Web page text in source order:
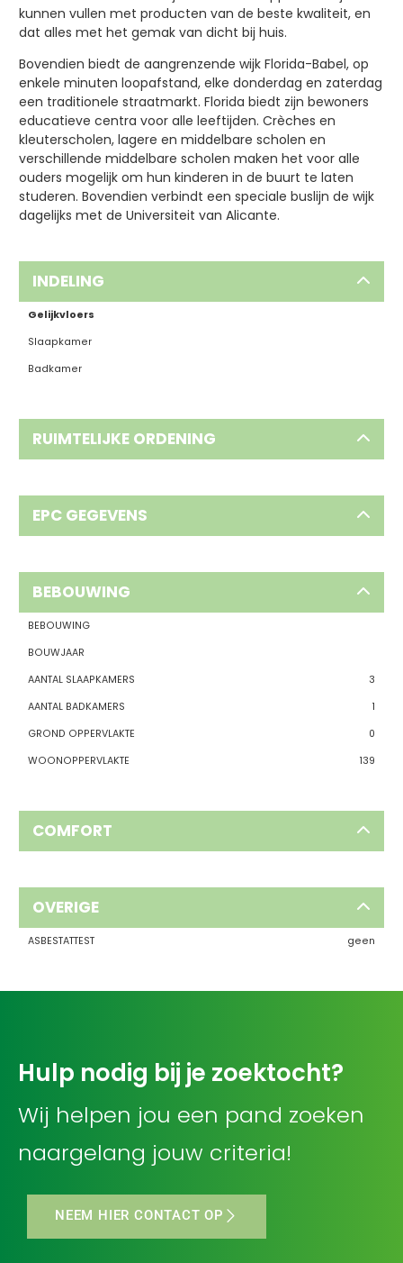
kunnen vullen met producten van de beste kwaliteit, en
dat alles met het gemak van dicht bij huis.
Bovendien biedt de aangrenzende wijk Florida-Babel, op
enkele minuten loopafstand, elke donderdag en zaterdag
een traditionele straatmarkt. Florida biedt zijn bewoners
educatieve centra voor alle leeftijden. Crèches en
kleuterscholen, lagere en middelbare scholen en
verschillende middelbare scholen maken het voor alle
ouders mogelijk om hun kinderen in de buurt te laten
studeren. Bovendien verbindt een speciale buslijn de wijk
dagelijks met de Universiteit van Alicante.
INDELING
Gelijkvloers
Slaapkamer
Badkamer
RUIMTELIJKE ORDENING
EPC GEGEVENS
BEBOUWING
BEBOUWING
BOUWJAAR
AANTAL SLAAPKAMERS
3
AANTAL BADKAMERS
1
GROND OPPERVLAKTE
0
WOONOPPERVLAKTE
139
COMFORT
OVERIGE
ASBESTATTEST geen
Hulp nodig bij je zoektocht?
Wij helpen jou een pand zoeken
naargelang jouw criteria!
NEEM HIER CONTACT OP